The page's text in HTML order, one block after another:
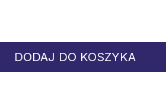
DODAJ DO KOSZYKA